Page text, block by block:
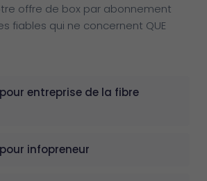
offre de box par abonnement
fiables qui ne concernent QUE
entreprise de la fibre
infopreneur